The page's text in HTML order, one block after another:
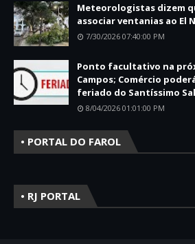
Meteorologistas dizem
associar ventanias ao El
7/30/2026 07:40:00 PM
Ponto facultativo na
Campos; Comércio
feriado do Santíssimo
8/04/2026 01:01:00 PM
• PORTAL DO FAROL
• RJ PORTAL